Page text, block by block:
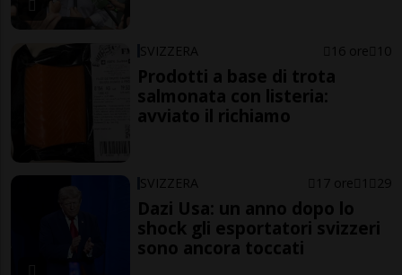
SVIZZERA 16 ore 10
Prodotti a base di trota
salmonata con listeria:
avviato il richiamo
SVIZZERA 17 ore 1 29
Dazi Usa: un anno dopo lo
shock gli esportatori svizzeri
sono ancora toccati